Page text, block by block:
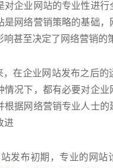
对企业网站的专业性进行
是网络营销策略的基础，
响甚至决定了网络营销的
在企业网站发布之后的
情况下，都有必要对企业
根据网络营销专业人士的
进
布初期，专业的网站